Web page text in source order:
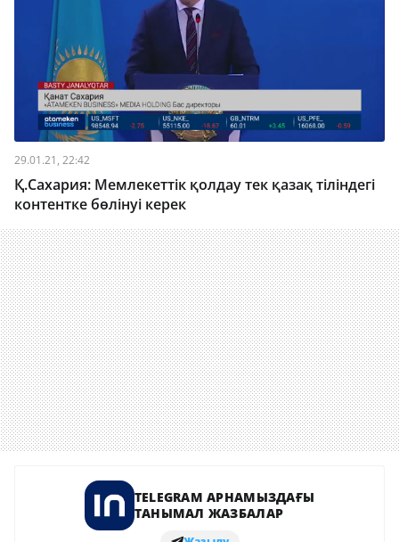
29.01.21, 22:42
Қ.Сахария: Мемлекеттік қолдау тек қазақ тіліндегі
контентке бөлінуі керек